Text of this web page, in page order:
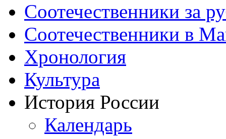
Соотечественники за
Соотечественники в
Хронология
Культура
История России
Календарь